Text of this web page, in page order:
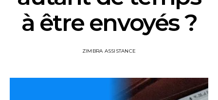
à être envoyés ?
ZIMBRA ASSISTANCE